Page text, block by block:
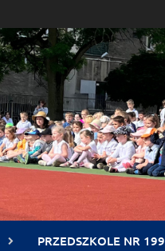
PRZEDSZKOLE NR 199